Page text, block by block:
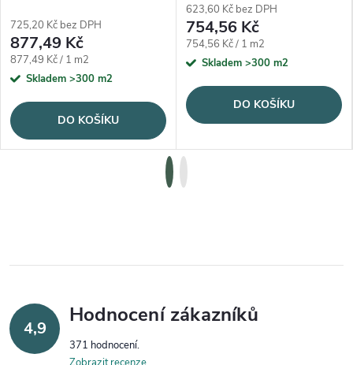
725,20 Kč bez DPH
877,49 Kč
Měrná cena:
877,49 Kč / 1 m2
Skladem >300 m2
DO KOŠÍKU
623,60 Kč bez DPH
754,56 Kč
Měrná cena:
754,56 Kč / 1 m2
Skladem >300 m2
DO KOŠÍKU
4,9
Hodnocení zákazníků
371 hodnocení